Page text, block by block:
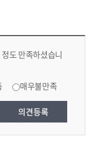
도 만족하셨습니
매우불만족